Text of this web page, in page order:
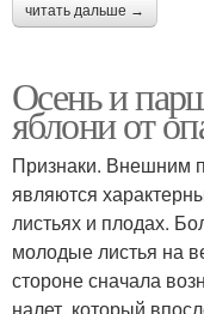
читать дальше →
Осень и
яблони от
Признаки. Внешним
являются
листьях и плодах.
молодые листья на
стороне сначала